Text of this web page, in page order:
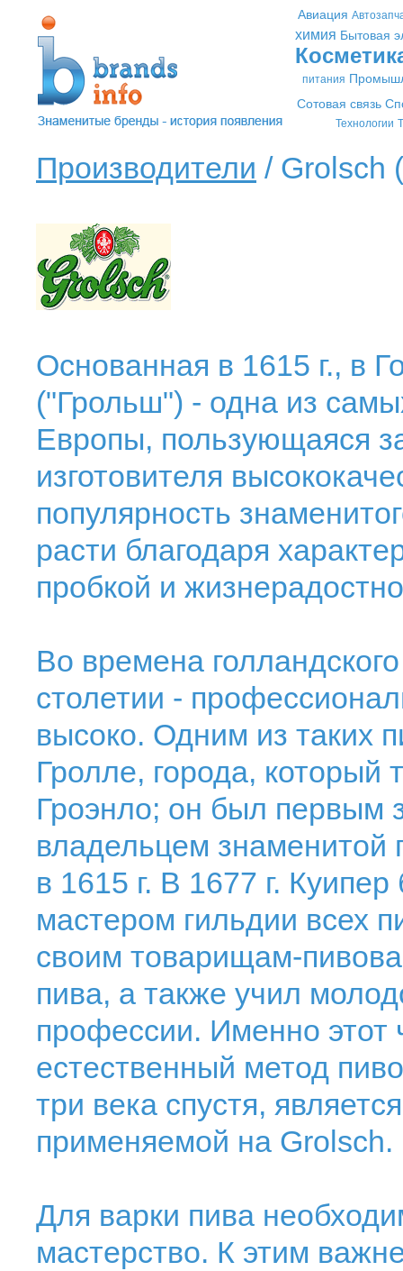
Авиация
химия Бытовая
питания
Сотовая связь
Технологии
Производители / Grolsch (
Основанная в 1615 г., в
("Грольш") - одна из
Европы, пользующаяся
изготовителя
популярность
расти благодаря
пробкой и
Во времена
столетии -
высоко. Одним из таких
Гролле, города, который
Гроэнло; он был первым
владельцем знаменитой
в 1615 г. В 1677 г.
мастером гильдии всех
своим товарищам-
пива, а также учил
профессии. Именно этот
естественный метод
три века спустя,
применяемой на Grolsch.
Для варки пива
мастерство. К этим